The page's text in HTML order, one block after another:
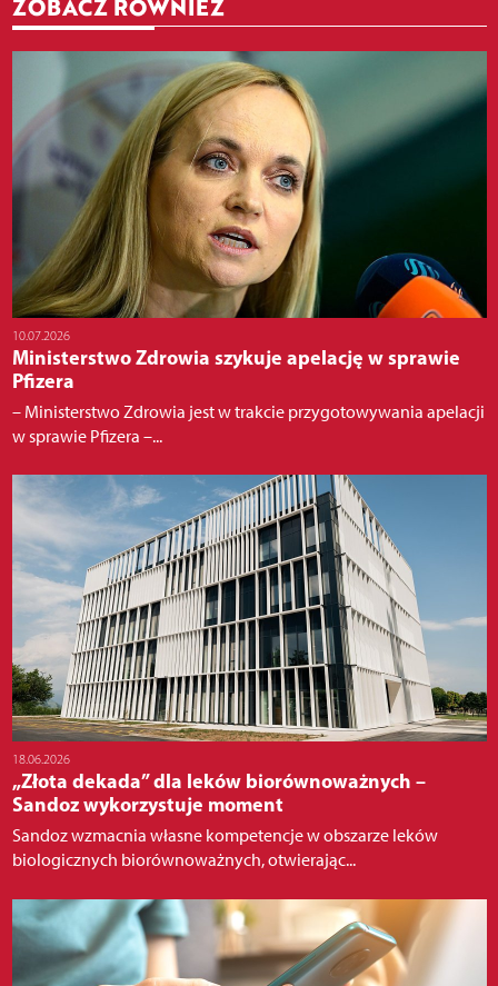
10.07.2026
Ministerstwo Zdrowia szykuje apelację w sprawie
Pfizera
– Ministerstwo Zdrowia jest w trakcie przygotowywania apelacji
w sprawie Pfizera –...
18.06.2026
„Złota dekada” dla leków biorównoważnych –
Sandoz wykorzystuje moment
Sandoz wzmacnia własne kompetencje w obszarze leków
biologicznych biorównoważnych, otwierając...